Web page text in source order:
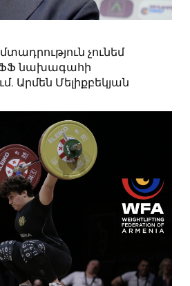
չունեմ
նախագահի
Արմեն Մելիքբեկյան